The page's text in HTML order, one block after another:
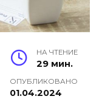
НА ЧТЕНИЕ
29 мин.
ОПУБЛИКОВАНО
01.04.2024